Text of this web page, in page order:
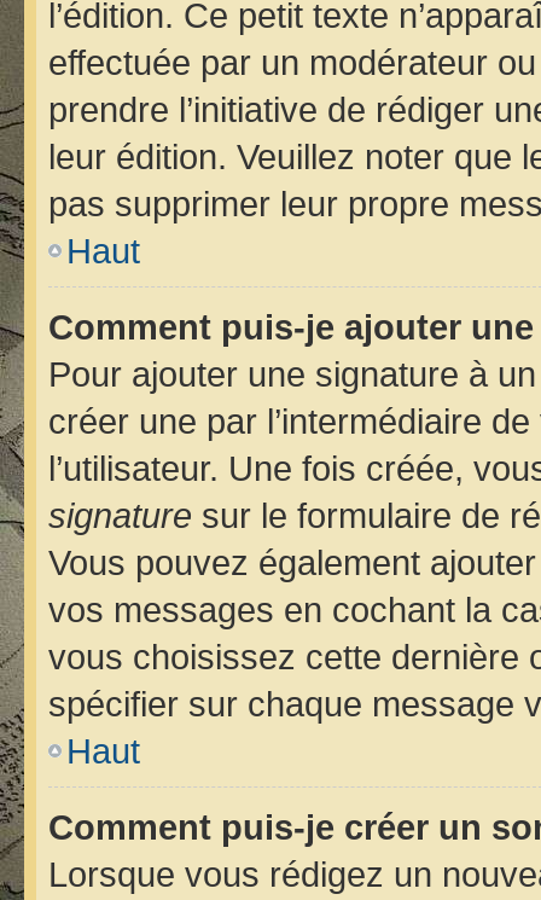
l’édition. Ce petit texte
effectuée par un modérateur
prendre l’initiative de rédiger
leur édition. Veuillez noter que
pas supprimer leur propre
Haut
Comment puis-je ajouter
Pour ajouter une signature à
créer une par l’intermédiaire
l’utilisateur. Une fois créée,
signature sur le formulaire de
Vous pouvez également
vos messages en cochant la
vous choisissez cette dernière
spécifier sur chaque message
Haut
Comment puis-je créer un
Lorsque vous rédigez un